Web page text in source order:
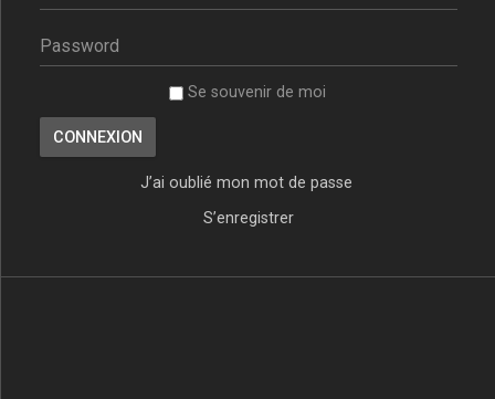
Se souvenir de moi
J’ai oublié mon mot de passe
S’enregistrer